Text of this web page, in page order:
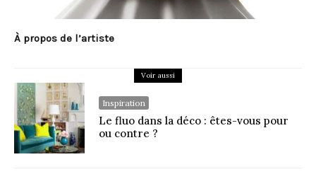
À propos de l’artiste
Voir aussi
Inspiration
Le fluo dans la déco : êtes-vous pour
ou contre ?